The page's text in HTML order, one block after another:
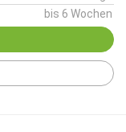
bis 6 Wochen